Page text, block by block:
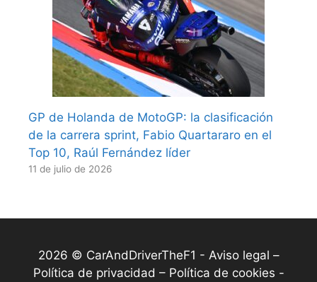
GP de Holanda de MotoGP: la clasificación
de la carrera sprint, Fabio Quartararo en el
Top 10, Raúl Fernández líder
11 de julio de 2026
2026 © CarAndDriverTheF1 - Aviso legal –
Política de privacidad – Política de cookies -